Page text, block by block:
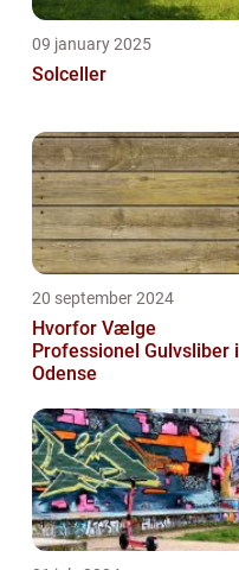
09 january 2025
Solceller
20 september 2024
Hvorfor Vælge
Professionel Gulvsliber i
Odense